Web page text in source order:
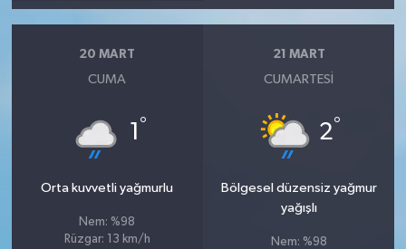
20 MART
CUMA
1 °
Orta kuvvetli yağmurlu
Nem: %98
Rüzgar: 13 km/h
21 MART
CUMARTESI
2°
Bölgesel düzensiz yağmur
yağışlı
Nem: %98